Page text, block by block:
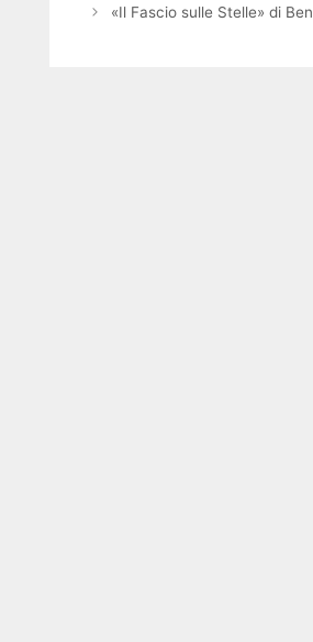
«Il Fascio sulle Stelle» di